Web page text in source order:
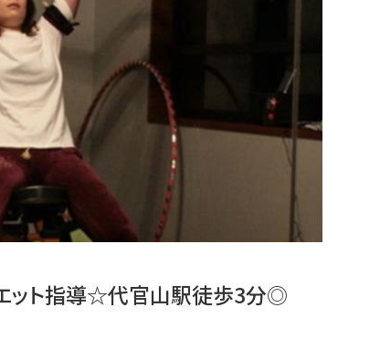
ット指導☆代官山駅徒歩3分◎